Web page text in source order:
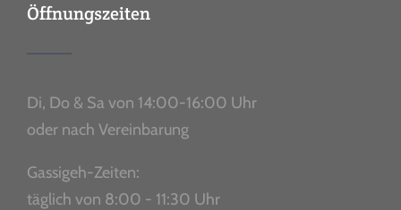
Öffnungszeiten
Di, Do & Sa von 14:00-16:00 Uhr
oder nach Vereinbarung
Gassigeh-Zeiten:
täglich von 8:00 - 11:30 Uhr